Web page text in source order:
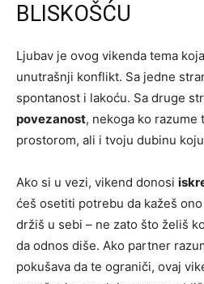
BLISKOŠĆU
Ljubav je ovog vikenda tema
unutrašnji konflikt. Sa jedne
spontanost i lakoću. Sa druge
povezanost, nekoga ko razume
prostorom, ali i tvoju dubinu
Ako si u vezi, vikend donosi
ćeš osetiti potrebu da kažeš
držiš u sebi – ne zato što želiš
da odnos diše. Ako partner
pokušava da te ograniči, ovaj